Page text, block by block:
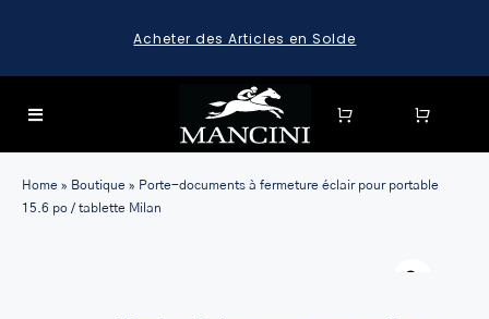
content
Acheter des Articles en Solde
Toggle
FOR:
Home » Boutique » Porte-documents à fermeture éclair pour portable
15.6 po / tablette Milan